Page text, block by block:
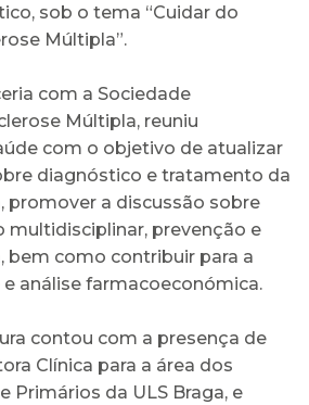
sob o tema “Cuidar do
Múltipla”.
com a Sociedade
Múltipla, reuniu
com o objetivo de atualizar
diagnóstico e tratamento da
promover a discussão sobre
multidisciplinar, prevenção e
bem como contribuir para a
análise farmacoeconómica.
contou com a presença de
Clínica para a área dos
Primários da ULS Braga, e